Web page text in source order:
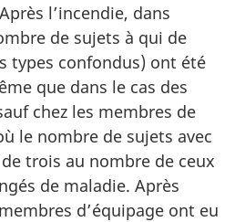
l’incendie, dans
de sujets à qui de
types confondus) ont été
que dans le cas des
chez les membres de
le nombre de sujets avec
trois au nombre de ceux
de maladie. Après
d’équipage ont eu